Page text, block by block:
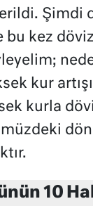
Şimdi
kez döviz
kur
kurla
10